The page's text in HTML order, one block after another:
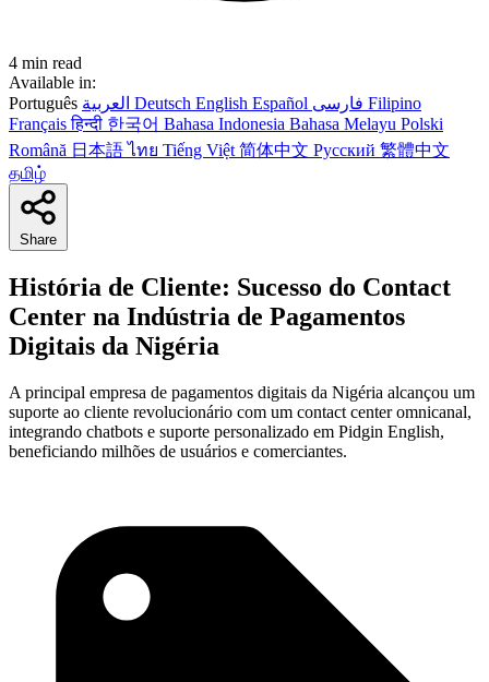
4 min read
Available in:
Português
Deutsch English Español
Filipino
Françaisहिन्दी 한국어 Bahasa Indonesia Bahasa Melayu Polski
Română 日本語ไทย Tiếng Việt 简体中文 Русский 繁體中文
தமிழ்
Share
História de Cliente: Sucesso do Contact
Center na Indústria de Pagamentos
Digitais da Nigéria
A principal empresa de pagamentos digitais da Nigéria alcançou um
suporte ao cliente revolucionário com um contact center omnicanal,
integrando chatbots e suporte personalizado em Pidgin English,
beneficiando milhões de usuários e comerciantes.